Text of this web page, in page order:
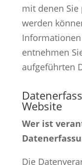
mit denen
werden
entnehmen
aufgeführten
Website
Wer ist
Die